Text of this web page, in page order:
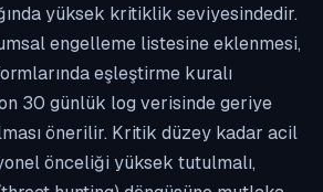
yüksek kritiklik seviyesindedir.
engelleme listesine eklenmesi,
eşleştirme kuralı
30 günlük log verisinde geriye
önerilir. Kritik düzey kadar acil
önceliği yüksek tutulmalı,